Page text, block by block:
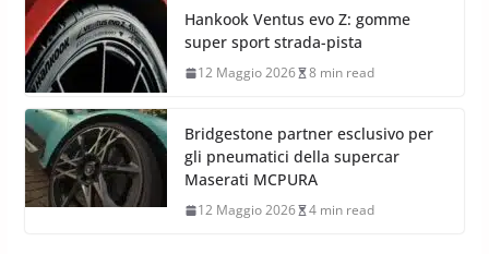
Hankook Ventus evo Z: gomme
super sport strada-pista
12 Maggio 2026 8 min read
Bridgestone partner esclusivo per
gli pneumatici della supercar
Maserati MCPURA
12 Maggio 2026 4 min read